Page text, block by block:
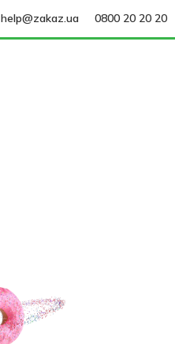
help@zakaz.ua 0800 20 20 20